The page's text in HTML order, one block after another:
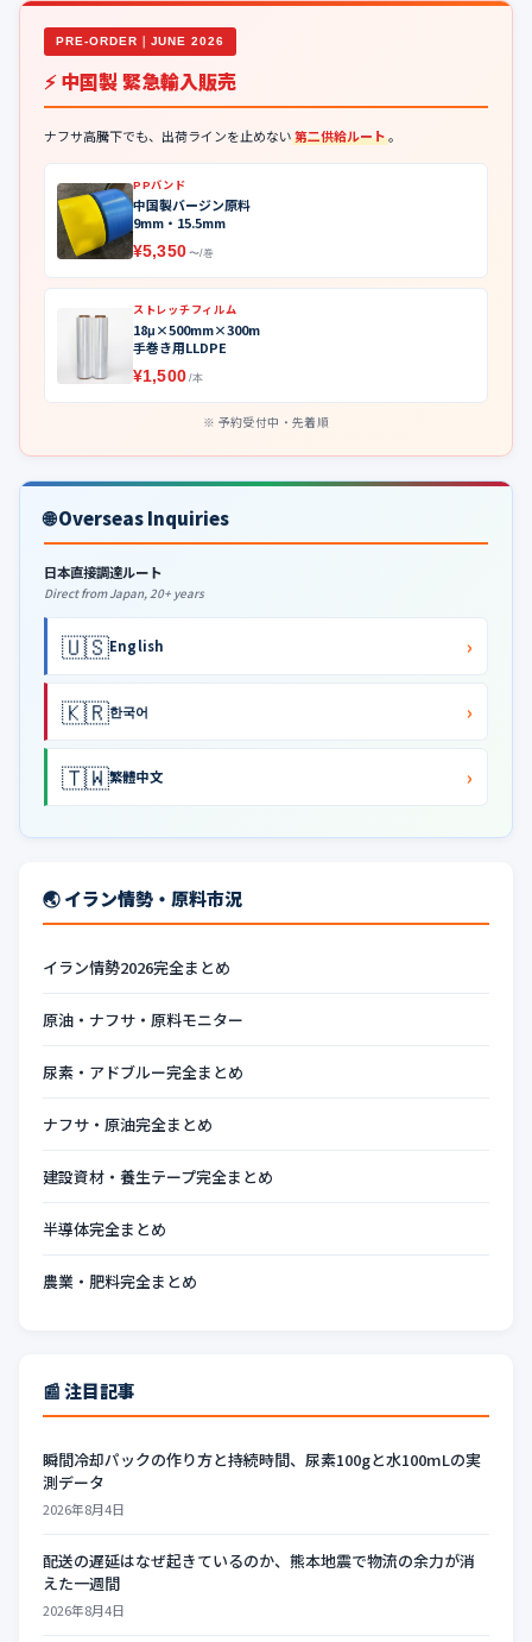
PRE-ORDER｜JUNE 2026
⚡ 中国製 緊急輸入販売
ナフサ高騰下でも、出荷ラインを止めない第二供給ルート。
PPバンド
中国製バージン原料
9mm・15.5mm
¥5,350 〜/巻
ストレッチフィルム
18μ×500mm×300m
手巻き用LLDPE
¥1,500 /本
予約受付中・先着順
🌐 Overseas Inquiries
日本直接調達ルート
Direct from Japan, 20+ years
🇺🇸English ›
🇰🇷한국어 ›
🇹🇼繁體中文 ›
🌏 イラン情勢・原料市況
イラン情勢2026完全まとめ
原油・ナフサ・原料モニター
尿素・アドブルー完全まとめ
ナフサ・原油完全まとめ
建設資材・養生テープ完全まとめ
半導体完全まとめ
農業・肥料完全まとめ
📰 注目記事
瞬間冷却パックの作り方と持続時間、尿素100gと水100mLの実
測データ
2026年8月4日
配送の遅延はなぜ起きているのか、熊本地震で物流の余力が消
えた一週間
2026年8月4日